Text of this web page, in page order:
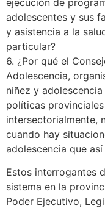
adolescentes y sus
y asistencia a la
particular?
6. ¿Por qué el
Adolescencia,
niñez y
políticas
intersectorialmente,
cuando hay
adolescencia que
Estos interrogantes
sistema en la
Poder Ejecutivo,